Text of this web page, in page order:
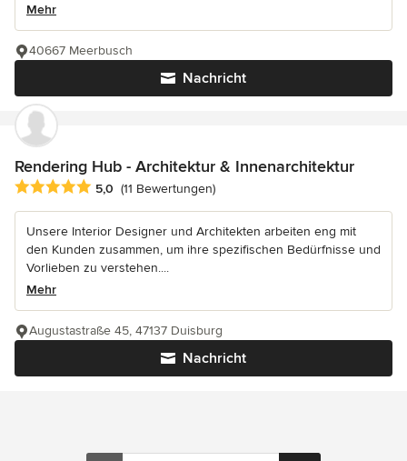
Mehr
Nachricht
40667 Meerbusch
Rendering Hub - Architektur & Innenarchitektur
Durchschnittliche Bewertung: 5 von 5 Sternen
5,0 (11 Bewertungen)
Unsere Interior Designer und Architekten arbeiten eng mit
den Kunden zusammen, um ihre spezifischen Bedürfnisse und
Vorlieben zu verstehen....
Mehr
Nachricht
Augustastraße 45, 47137 Duisburg